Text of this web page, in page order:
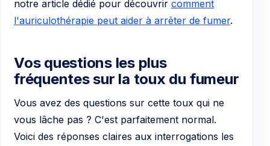
notre article dédié pour découvrir comment
l'auriculothérapie peut aider à arrêter de fumer.
Vos questions les plus
fréquentes sur la toux du fumeur
Vous avez des questions sur cette toux qui ne
vous lâche pas ? C'est parfaitement normal.
Voici des réponses claires aux interrogations les